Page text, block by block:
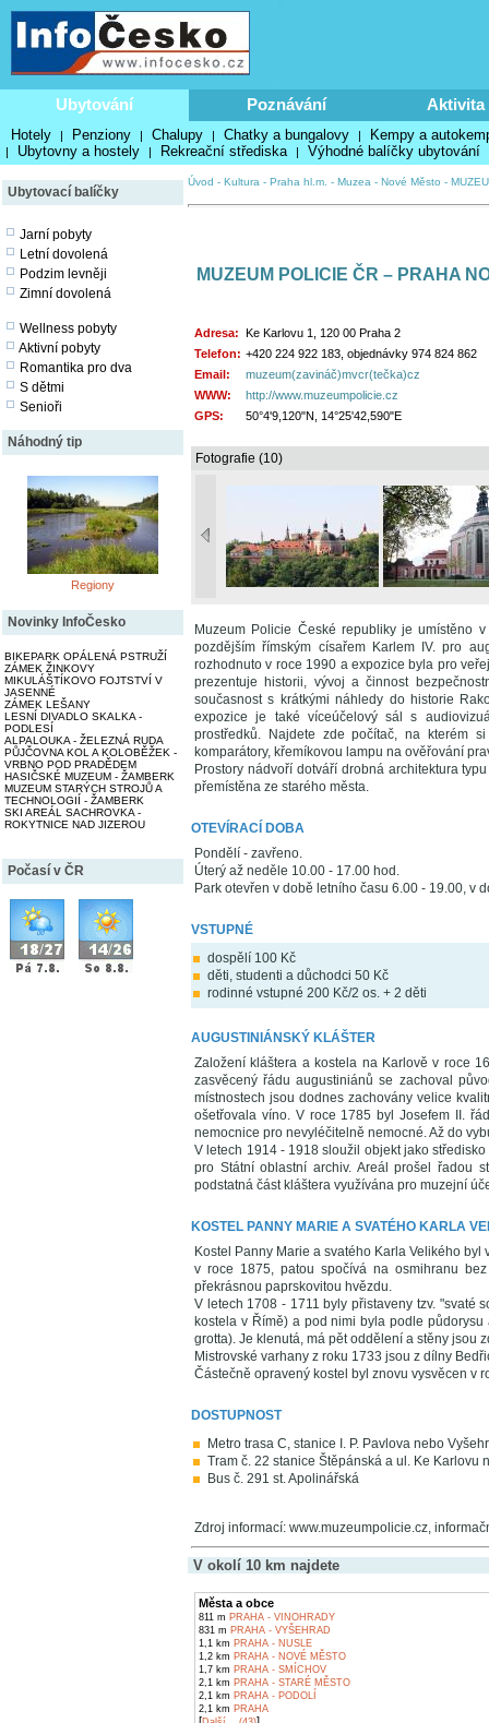
Ubytování Poznávání Aktivita
Hotely | Penziony | Chalupy | Chatky a bungalovy | Kempy a
| Ubytovny a hostely | Rekreační střediska | Výhodné balíčky ubytování
Ubytovací balíčky
Jarní pobyty
Letní dovolená
Podzim levněji
Zimní dovolená
Wellness pobyty
Aktivní pobyty
Romantika pro dva
S dětmi
Senioři
Náhodný tip
Regiony
Novinky InfoČesko
BIKEPARK OPÁLENÁ PSTRUŽÍ
ZÁMEK ŽINKOVY
MIKULÁŠTÍKOVO FOJTSTVÍ V
JASENNÉ
ZÁMEK LEŠANY
LESNÍ DIVADLO SKALKA -
PODLESÍ
ALPALOUKA - ŽELEZNÁ RUDA
PŮJČOVNA KOL A KOLOBĚŽEK -
VRBNO POD PRADĚDEM
HASIČSKÉ MUZEUM - ŽAMBERK
MUZEUM STARÝCH STROJŮ A
TECHNOLOGIÍ - ŽAMBERK
SKI AREÁL SACHROVKA -
ROKYTNICE NAD JIZEROU
Počasí v ČR
Úvod - Kultura - Praha hl.m. - Muzea - Nové Město -
MUZEUM POLICIE ČR – PRAHA
Adresa: Ke Karlovu 1, 120 00 Praha 2
Telefon: +420 224 922 183, objednávky 974 824 862
Email:
muzeum(zavináč)mvcr(tečka)cz
WWW:
http://www.muzeumpolicie.cz
GPS:
50°4'9,120"N, 14°25'42,590"E
Fotografie (10)
Muzeum Policie České republiky je umístěno
pozdějším římským císařem Karlem IV. pro
rozhodnuto v roce 1990 a expozice byla pro
prezentuje historii, vývoj a činnost
současnost s krátkými náhledy do historie
expozice je také víceúčelový sál s
prostředků. Najdete zde počítač, na kterém
komparátory, křemíkovou lampu na ověřování
Prostory nádvoří dotváří drobná architektura
přemístěna ze starého města.
OTEVÍRACÍ DOBA
Pondělí - zavřeno.
Úterý až neděle 10.00 - 17.00 hod.
Park otevřen v době letního času 6.00 - 19.00, v
VSTUPNÉ
dospělí 100 Kč
děti, studenti a důchodci 50 Kč
rodinné vstupné 200 Kč/2 os. + 2 děti
AUGUSTINIÁNSKÝ KLÁŠTER
Založení kláštera a kostela na Karlově v roce
zasvěcený řádu augustiniánů se zachoval
místnostech jsou dodnes zachovány velice
ošetřovala víno. V roce 1785 byl Josefem II.
nemocnice pro nevyléčitelně nemocné. Až do
V letech 1914 - 1918 sloužil objekt jako
pro Státní oblastní archiv. Areál prošel řadou
podstatná část kláštera využívána pro muzejní
KOSTEL PANNY MARIE A SVATÉHO KARLA
Kostel Panny Marie a svatého Karla Velikého
v roce 1875, patou spočívá na osmihranu
překrásnou paprskovitou hvězdu.
V letech 1708 - 1711 byly přistaveny tzv. "svaté
kostela v Římě) a pod nimi byla podle
grotta). Je klenutá, má pět oddělení a stěny jsou
Mistrovské varhany z roku 1733 jsou z dílny
Částečně opravený kostel byl znovu vysvěcen v
DOSTUPNOST
Metro trasa C, stanice I. P. Pavlova nebo
Tram č. 22 stanice Štěpánská a ul. Ke Karlovu
Bus č. 291 st. Apolinářská
Zdroj informací: www.muzeumpolicie.cz,
V okolí 10 km najdete
Města a obce
811 m PRAHA - VINOHRADY
831 m PRAHA - VYŠEHRAD
1,1 km PRAHA - NUSLE
1,2 km PRAHA - NOVÉ MĚSTO
1,7 km PRAHA - SMÍCHOV
2,1 km PRAHA - STARÉ MĚSTO
2,1 km PRAHA - PODOLÍ
2,1 km PRAHA